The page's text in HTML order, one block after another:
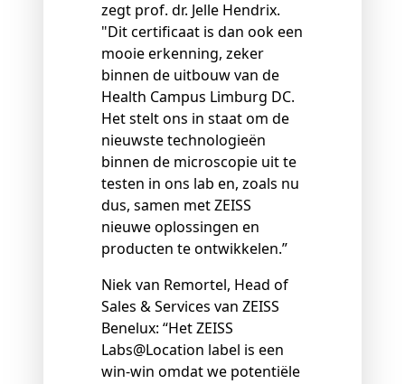
zegt prof. dr. Jelle Hendrix.
"Dit certificaat is dan ook een
mooie erkenning, zeker
binnen de uitbouw van de
Health Campus Limburg DC.
Het stelt ons in staat om de
nieuwste technologieën
binnen de microscopie uit te
testen in ons lab en, zoals nu
dus, samen met ZEISS
nieuwe oplossingen en
producten te ontwikkelen.”
Niek van Remortel, Head of
Sales & Services van ZEISS
Benelux: “Het ZEISS
Labs@Location label is een
win-win omdat we potentiële